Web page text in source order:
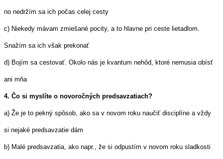
no nedržím sa ich počas celej cesty
c) Niekedy mávam zmiešané pocity, a to hlavne pri ceste lietadlom.
Snažím sa ich však prekonať
d) Bojím sa cestovať. Okolo nás je kvantum nehôd, ktoré nemusia obísť
ani mňa
4. Čo si myslíte o novoročných predsavzatiach?
a) Že je to pekný spôsob, ako sa v novom roku naučiť disciplíne a vždy
si nejaké predsavzatie dám
b) Malé predsavzatia, ako napr., že si odpustím v novom roku sladkosti